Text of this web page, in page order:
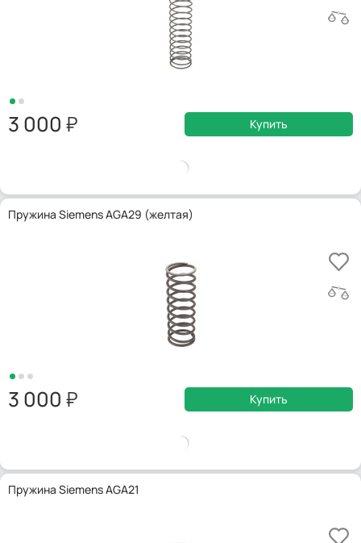
3 000 Купить
Пружина Siemens AGA29 (желтая)
3 000 Купить
Пружина Siemens AGA21